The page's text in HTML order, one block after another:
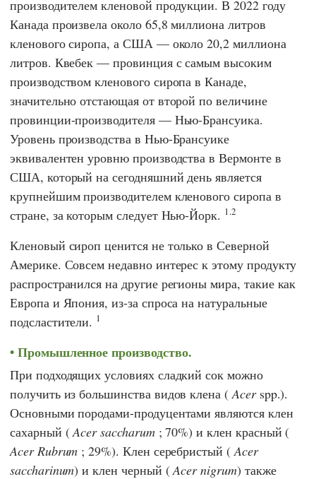
производителем кленовой продукции. В 2022 году
Канада произвела около 65,8 миллиона литров
кленового сиропа, а США — около 20,2 миллиона
литров. Квебек — провинция с самым высоким
производством кленового сиропа в Канаде,
значительно отстающая от второй по величине
провинции-производителя — Нью-Брансуика.
Уровень производства в Нью-Брансуике
эквивалентен уровню производства в Вермонте в
США, который на сегодняшний день является
крупнейшим производителем кленового сиропа в
стране, за которым следует Нью-Йорк. 1.2
Кленовый сироп ценится не только в Северной
Америке. Совсем недавно интерес к этому продукту
распространился на другие регионы мира, такие как
Европа и Япония, из-за спроса на натуральные
подсластители. 1
Промышленное производство.
При подходящих условиях сладкий сок можно
получить из большинства видов клена (Acerspp.).
Основными породами-продуцентами являются клен
сахарный (Acer saccharum; 70%) и клен красный (
Acer Rubrum ; 29%). Клен серебристый (Acer
saccharinum) и клен черный (Acer nigrum) также